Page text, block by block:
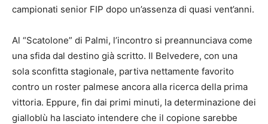
campionati senior FIP dopo un’assenza di quasi vent’anni.
Al “Scatolone” di Palmi, l’incontro si preannunciava come
una sfida dal destino già scritto. Il Belvedere, con una
sola sconfitta stagionale, partiva nettamente favorito
contro un roster palmese ancora alla ricerca della prima
vittoria. Eppure, fin dai primi minuti, la determinazione dei
gialloblù ha lasciato intendere che il copione sarebbe